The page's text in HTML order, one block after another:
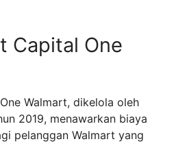
Capital One
Walmart, dikelola oleh
2019, menawarkan biaya
pelanggan Walmart yang